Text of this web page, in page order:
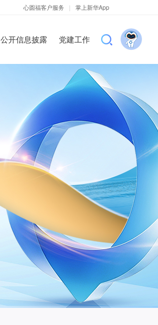
心圆福客户服务 | 掌上新华App
公开信息披露 党建工作